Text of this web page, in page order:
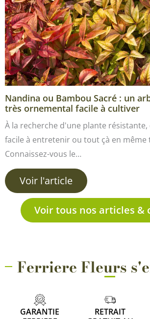
Nandina ou Bambou Sacré : un
très ornemental facile à cultiver
À la recherche d'une plante
facile à entretenir ou tout çà en même
Connaissez-vous le…
Voir l'article
Voir tous nos articles &
Ferriere Fleurs
GARANTIE
RETRAIT